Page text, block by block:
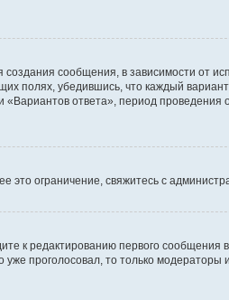
сообщения, в зависимости от
полях, убедившись, что каждый
«Вариантов ответа», период проведения
это ограничение, свяжитесь с
к редактированию первого сообщения в
уже проголосовал, то только